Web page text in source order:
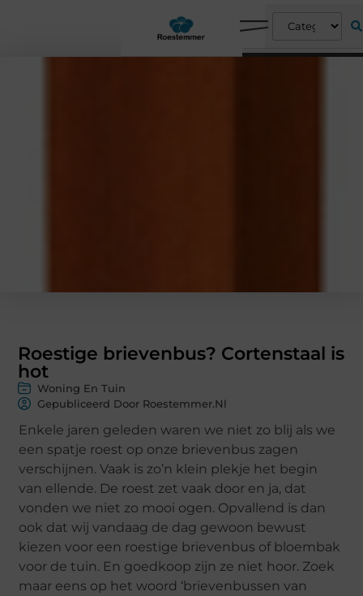
Roestige brievenbus? Cortenstaal is
hot
Woning En Tuin
Gepubliceerd Door Roestemmer.nl
Enkele jaren geleden waren we niet zo blij als we
een spatje roest op onze brievenbus zagen
verschijnen. Vaak is zo’n klein plekje het begin
van ellende. De roest zet vaak door en ja, dat
vonden we niet zo mooi ogen. Opvallend is dan
ook dat wij vandaag de dag gewoon bewust
kiezen voor een roestige brievenbus of bloembak
voor de tuin. En goedkoop zijn ze niet hoor. Zoek
maar eens op het woord ‘brievenbussen van